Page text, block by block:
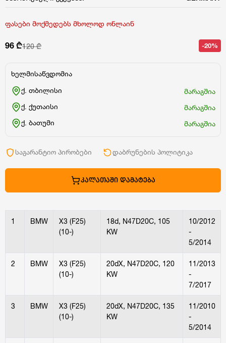
ფასები მოქმედებს მხოლოდ ონლაინ
96 ₾120 ₾ -20%
ხელმისაწვდომია
ქ. თბილისი
მარაგშია
ქ. ქუთაისი
მარაგშია
ქ. ბათუმი
მარაგშია
საგარანტიო პირობები დაბრუნების პოლიტიკა
ᲙᲐᲚᲐᲗᲐᲨᲘ ᲓᲐᲛᲐᲢᲔᲑᲐ
1 BMW
X3 (F25)
(10-)
18d, N47D20C, 105
KW
10/2012
-
5/2014
2 BMW
X3 (F25)
(10-)
20dX, N47D20C, 120
KW
11/2013
-
7/2017
3 BMW
X3 (F25)
(10-)
20dX, N47D20C, 135
KW
11/2010
-
5/2014